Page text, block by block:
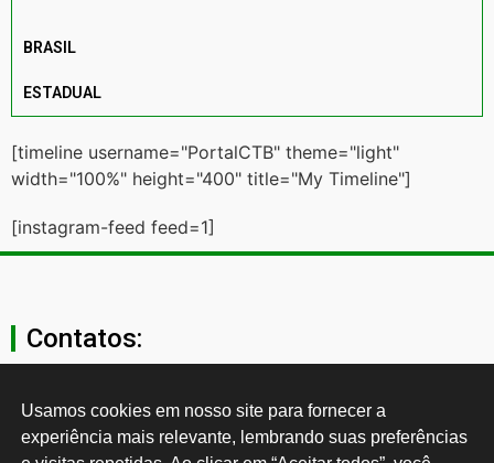
BRASIL
ESTADUAL
[timeline username="PortalCTB" theme="light"
width="100%" height="400" title="My Timeline"]
[instagram-feed feed=1]
Contatos:
secgeral@ctb.org.br
11 3874-0040
Usamos cookies em nosso site para fornecer a
experiência mais relevante, lembrando suas preferências